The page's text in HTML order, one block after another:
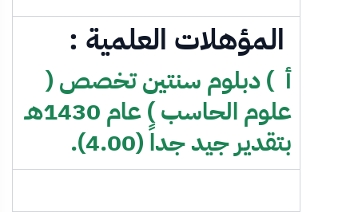
المؤهلات العلمية :
أ ) دبلوم سنتين تخصص (
علوم الحاسب ) عام 1430هـ
بتقدير جيد جداً (4.00).